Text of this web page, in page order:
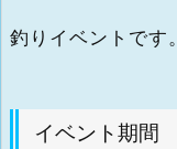
釣りイベントです。
イベント期間